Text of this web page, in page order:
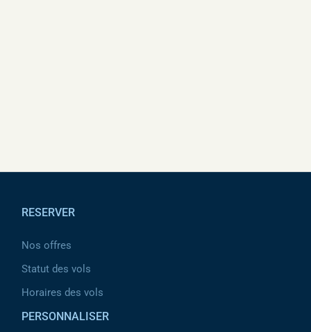
RESERVER
Nos offres
Statut des vols
Horaires des vols
PERSONNALISER